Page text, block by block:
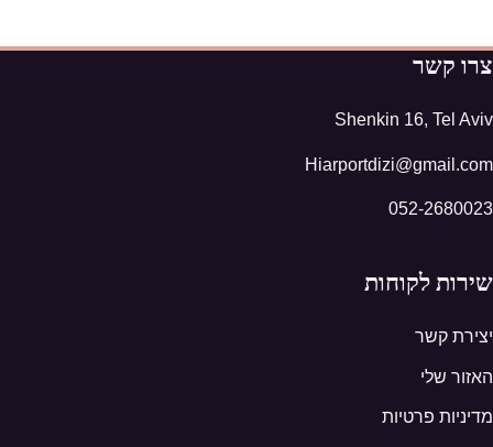
צרו קשר
Shenkin 16, Tel Aviv
Hiarportdizi@gmail.com
052-2680023
שירות לקוחות
יצירת קשר
האזור שלי
מדיניות פרטיות